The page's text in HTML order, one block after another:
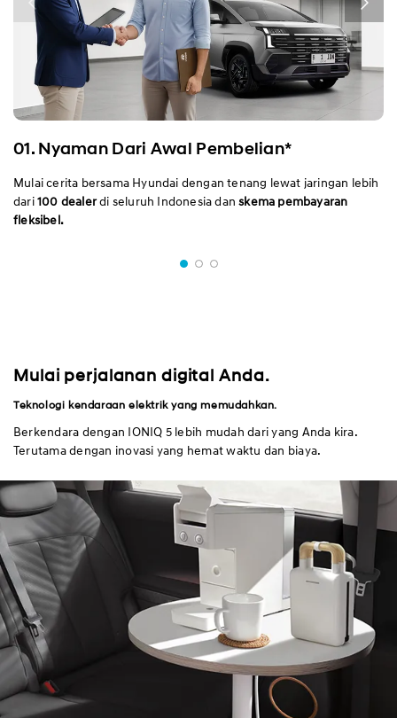
01. Nyaman Dari Awal Pembelian*
Mulai cerita bersama Hyundai dengan tenang lewat jaringan lebih
dari100 dealerdi seluruh Indonesia danskema pembayaran
fleksibel.
Mulai perjalanan digital Anda.
Teknologi kendaraan elektrik yang memudahkan.
Berkendara dengan IONIQ 5 lebih mudah dari yang Anda kira.
Terutama dengan inovasi yang hemat waktu dan biaya.